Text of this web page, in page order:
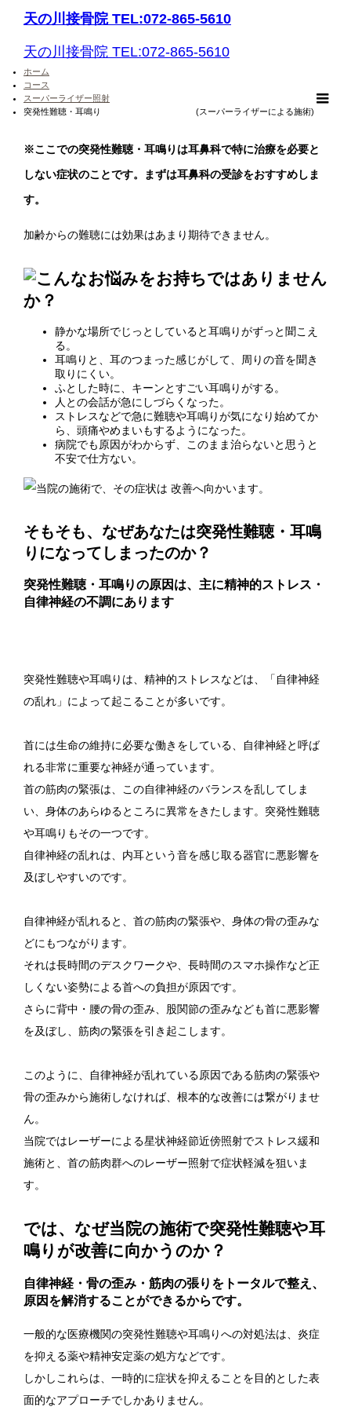
天の川接骨院 TEL:072-865-5610
天の川接骨院 TEL:072-865-5610
ホーム
コース
スーパーライザー照射
突発性難聴・耳鳴り (スーパーライザーによる施術)
※ここでの突発性難聴・耳鳴りは耳鼻科で特に治療を必要と
しない症状のことです。まずは耳鼻科の受診をおすすめしま
す。
加齢からの難聴には効果はあまり期待できません。
静かな場所でじっとしていると耳鳴りがずっと聞こえ
る。
耳鳴りと、耳のつまった感じがして、周りの音を聞き
取りにくい。
ふとした時に、キーンとすごい耳鳴りがする。
人との会話が急にしづらくなった。
ストレスなどで急に難聴や耳鳴りが気になり始めてか
ら、頭痛やめまいもするようになった。
病院でも原因がわからず、このまま治らないと思うと
不安で仕方ない。
そもそも、なぜあなたは突発性難聴・耳鳴
りになってしまったのか？
突発性難聴・耳鳴りの原因は、主に精神的ストレス・
自律神経の不調にあります
突発性難聴や耳鳴りは、精神的ストレスなどは、「自律神経
の乱れ」によって起こることが多いです。
首には生命の維持に必要な働きをしている、自律神経と呼ば
れる非常に重要な神経が通っています。
首の筋肉の緊張は、この自律神経のバランスを乱してしま
い、身体のあらゆるところに異常をきたします。突発性難聴
や耳鳴りもその一つです。
自律神経の乱れは、内耳という音を感じ取る器官に悪影響を
及ぼしやすいのです。
自律神経が乱れると、首の筋肉の緊張や、身体の骨の歪みな
どにもつながります。
それは長時間のデスクワークや、長時間のスマホ操作など正
しくない姿勢による首への負担が原因です。
さらに背中・腰の骨の歪み、股関節の歪みなども首に悪影響
を及ぼし、筋肉の緊張を引き起こします。
このように、自律神経が乱れている原因である筋肉の緊張や
骨の歪みから施術しなければ、根本的な改善には繋がりませ
ん。
当院ではレーザーによる星状神経節近傍照射でストレス緩和
施術と、首の筋肉群へのレーザー照射で症状軽減を狙いま
す。
では、なぜ当院の施術で突発性難聴や耳
鳴りが改善に向かうのか？
自律神経・骨の歪み・筋肉の張りをトータルで整え、
原因を解消することができるからです。
一般的な医療機関の突発性難聴や耳鳴りへの対処法は、炎症
を抑える薬や精神安定薬の処方などです。
しかしこれらは、一時的に症状を抑えることを目的とした表
面的なアプローチでしかありません。